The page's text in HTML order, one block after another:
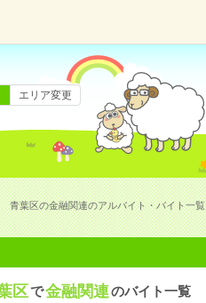
エリア変更
青葉区の金融関連のアルバイト・バイト一覧
区で金融関連のバイト一覧